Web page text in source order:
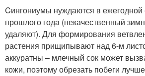
Cингониумы нуждаются в ежегодной
прошлого года (некачественный
удаляют). Для формирования
растения прищипывают над 6-м
аккуратны – млечный сок может
кожи, поэтому обрезать побеги